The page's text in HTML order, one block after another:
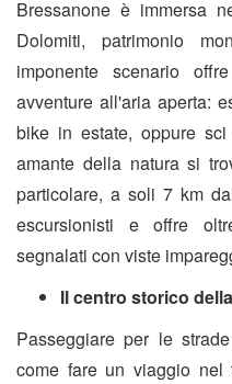
Bressanone è immersa
Dolomiti, patrimonio
imponente scenario
avventure all'aria aperta:
bike in estate, oppure
amante della natura si
particolare, a soli 7 km
escursionisti e offre
segnalati con viste
Il centro storico
Passeggiare per le
come fare un viaggio nel